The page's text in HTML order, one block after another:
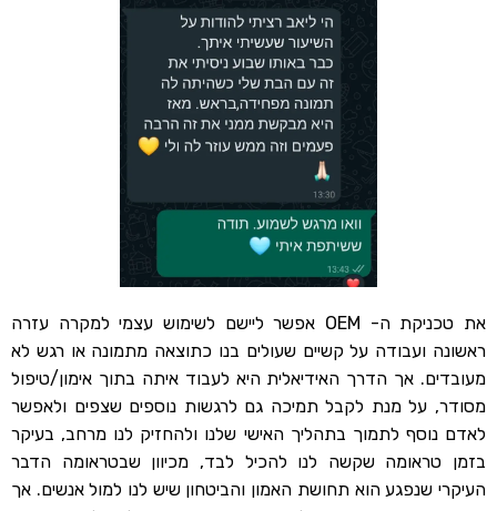
את טכניקת ה- OEM אפשר ליישם לשימוש עצמי למקרה עזרה
ראשונה ועבודה על קשיים שעולים בנו כתוצאה מתמונה או רגש לא
מעובדים. אך הדרך האידיאלית היא לעבוד איתה בתוך אימון/טיפול
מסודר, על מנת לקבל תמיכה גם לרגשות נוספים שצפים ולאפשר
לאדם נוסף לתמוך בתהליך האישי שלנו ולהחזיק לנו מרחב, בעיקר
בזמן טראומה שקשה לנו להכיל לבד, מכיוון שבטראומה הדבר
העיקרי שנפגע הוא תחושת האמון והביטחון שיש לנו למול אנשים. אך